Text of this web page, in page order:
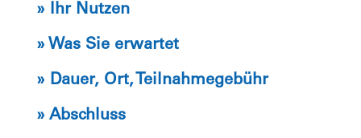
» Ihr Nutzen
» Was Sie erwartet
» Dauer, Ort, Teilnahmegebühr
» Abschluss